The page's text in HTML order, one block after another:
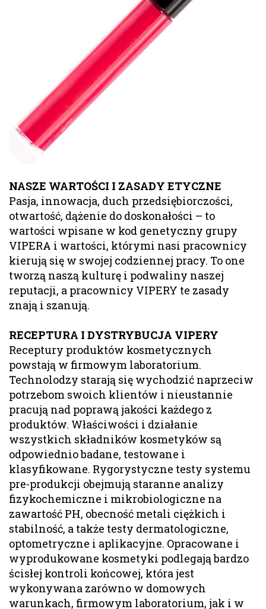
NASZE WARTOŚCI I ZASADY ETYCZNE
Pasja, innowacja, duch przedsiębiorczości,
otwartość, dążenie do doskonałości – to
wartości wpisane w kod genetyczny grupy
VIPERA i wartości, którymi nasi pracownicy
kierują się w swojej codziennej pracy. To one
tworzą naszą kulturę i podwaliny naszej
reputacji, a pracownicy VIPERY te zasady
znają i szanują.
RECEPTURA I DYSTRYBUCJA VIPERY
Receptury produktów kosmetycznych
powstają w firmowym laboratorium.
Technolodzy starają się wychodzić naprzeciw
potrzebom swoich klientów i nieustannie
pracują nad poprawą jakości każdego z
produktów. Właściwości i działanie
wszystkich składników kosmetyków są
odpowiednio badane, testowane i
klasyfikowane. Rygorystyczne testy systemu
pre-produkcji obejmują staranne analizy
fizykochemiczne i mikrobiologiczne na
zawartość PH, obecność metali ciężkich i
stabilność, a także testy dermatologiczne,
optometryczne i aplikacyjne. Opracowane i
wyprodukowane kosmetyki podlegają bardzo
ścisłej kontroli końcowej, która jest
wykonywana zarówno w domowych
warunkach, firmowym laboratorium, jak i w